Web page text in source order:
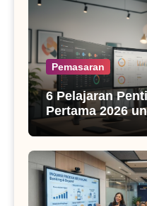
Pemasaran
6 Pelajaran
Pertama 2026